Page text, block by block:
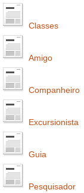
Classes
Amigo
Companheiro
Excursionista
Guia
Pesquisador